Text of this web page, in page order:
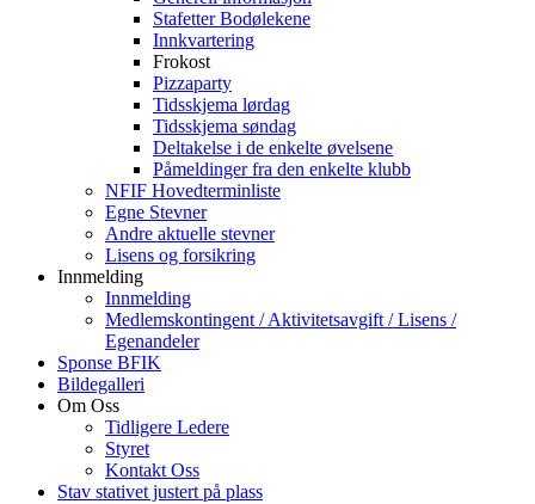
Stafetter Bodølekene
Innkvartering
Frokost
Pizzaparty
Tidsskjema lørdag
Tidsskjema søndag
Deltakelse i de enkelte øvelsene
Påmeldinger fra den enkelte klubb
NFIF Hovedterminliste
Egne Stevner
Andre aktuelle stevner
Lisens og forsikring
Innmelding
Innmelding
Medlemskontingent / Aktivitetsavgift / Lisens /
Egenandeler
Sponse BFIK
Bildegalleri
Om Oss
Tidligere Ledere
Styret
Kontakt Oss
Stav stativet justert på plass